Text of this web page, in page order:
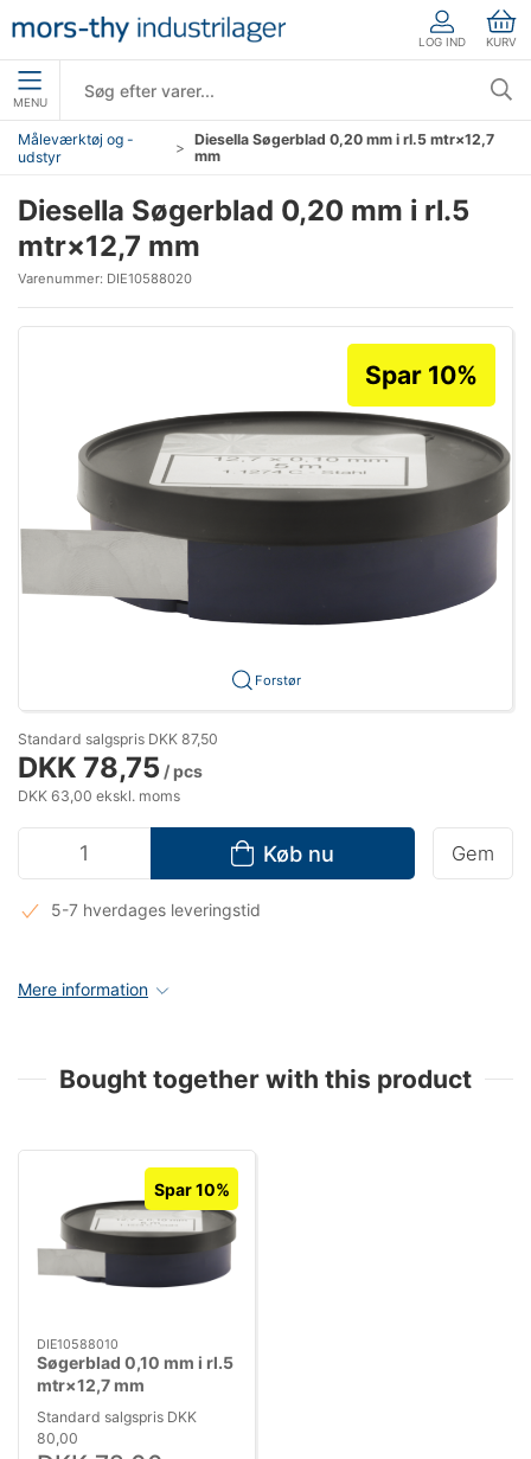
LOG IND KURV
MENU
Måleværktøj og -
udstyr
Diesella Søgerblad 0,20 mm i rl.5 mtr×12,7
mm
Diesella Søgerblad 0,20 mm i rl.5
mtr×12,7 mm
Varenummer: DIE10588020
Forstør
Spar 10%
Standard salgspris DKK 87,50
DKK 78,75 / pcs
DKK 63,00 ekskl. moms
Køb nu Gem
5-7 hverdages leveringstid
Mere information
Bought together with this product
Spar 10%
DIE10588010
Søgerblad 0,10 mm i rl.5
mtr×12,7 mm
Standard salgspris DKK
80,00